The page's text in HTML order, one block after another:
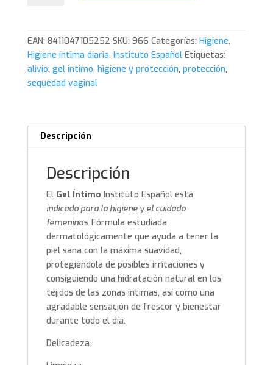
Instituto
Español
cantidad
EAN: 8411047105252 SKU: 966 Categorías: Higiene,
Higiene íntima diaria, Instituto Español Etiquetas:
alivio, gel intimo, higiene y protección, protección,
sequedad vaginal
Descripción
Descripción
El Gel Íntimo Instituto Español está
indicado para la higiene y el cuidado
femeninos.Fórmula estudiada
dermatológicamente que ayuda a tener la
piel sana con la máxima suavidad,
protegiéndola de posibles irritaciones y
consiguiendo una hidratación natural en los
tejidos de las zonas íntimas, así como una
agradable sensación de frescor y bienestar
durante todo el día.
Delicadeza.